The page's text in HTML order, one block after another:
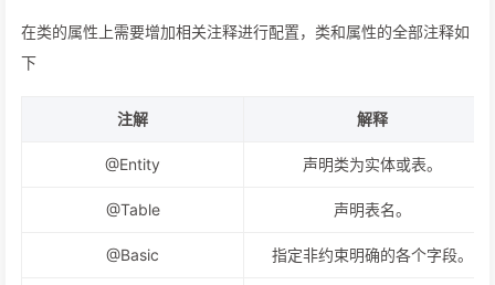
在类的属性上需要增加相关注释进行配置，类和属性的全部注释如
下
注解 解释
@Entity 声明类为实体或表。
@Table 声明表名。
@Basic 指定非约束明确的各个字段。